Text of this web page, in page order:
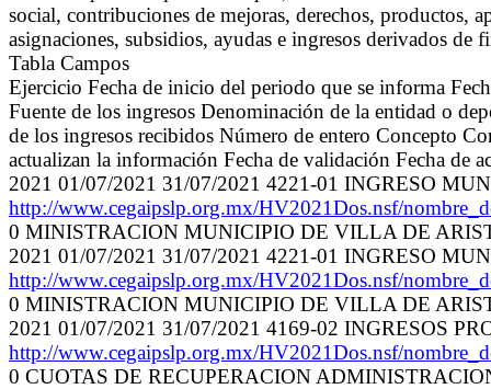
social, contribuciones de mejoras, derechos, productos,
asignaciones, subsidios, ayudas e ingresos derivados de
Tabla Campos
Ejercicio Fecha de inicio del periodo que se informa
Fuente de los ingresos Denominación de la entidad o
de los ingresos recibidos Número de entero Concepto
actualizan la información Fecha de validación Fecha de
2021 01/07/2021 31/07/2021 4221-01 INGRESO
http://www.cegaipslp.org.mx/HV2021Dos.nsf/
0 MINISTRACION MUNICIPIO DE VILLA DE
2021 01/07/2021 31/07/2021 4221-01 INGRESO
http://www.cegaipslp.org.mx/HV2021Dos.nsf/
0 MINISTRACION MUNICIPIO DE VILLA DE
2021 01/07/2021 31/07/2021 4169-02 INGRESOS
http://www.cegaipslp.org.mx/HV2021Dos.nsf/
0 CUOTAS DE RECUPERACION